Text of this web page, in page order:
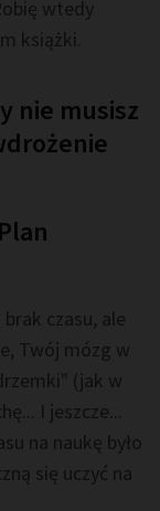
wtedy
książki.
nie musisz
czasu, ale
Twój mózg w
(jak w
I jeszcze...
na naukę było
się uczyć na